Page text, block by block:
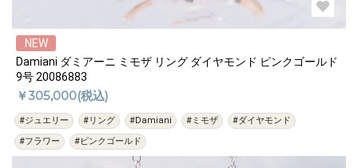
NEW
Damiani ダミアーニ ミモザ リング ダイヤモンド ピンクゴールド
9号 20086883
￥305,000(税込)
#ジュエリー #リング #Damiani #ミモザ
#ダイヤモンド
#フラワー
#ピンクゴールド